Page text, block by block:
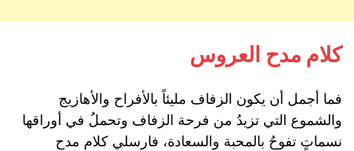
كلام مدح العروس
فما أجمل أن يكون الزفاف مليئاً بالأفراح والأهازيج
والشموع التي تزيدُ من فرحة الزفاف وتحملُ في أوراقها
نسماتٍ تفوحُ بالمحبة والسعادة، فارسلي كلام مدح